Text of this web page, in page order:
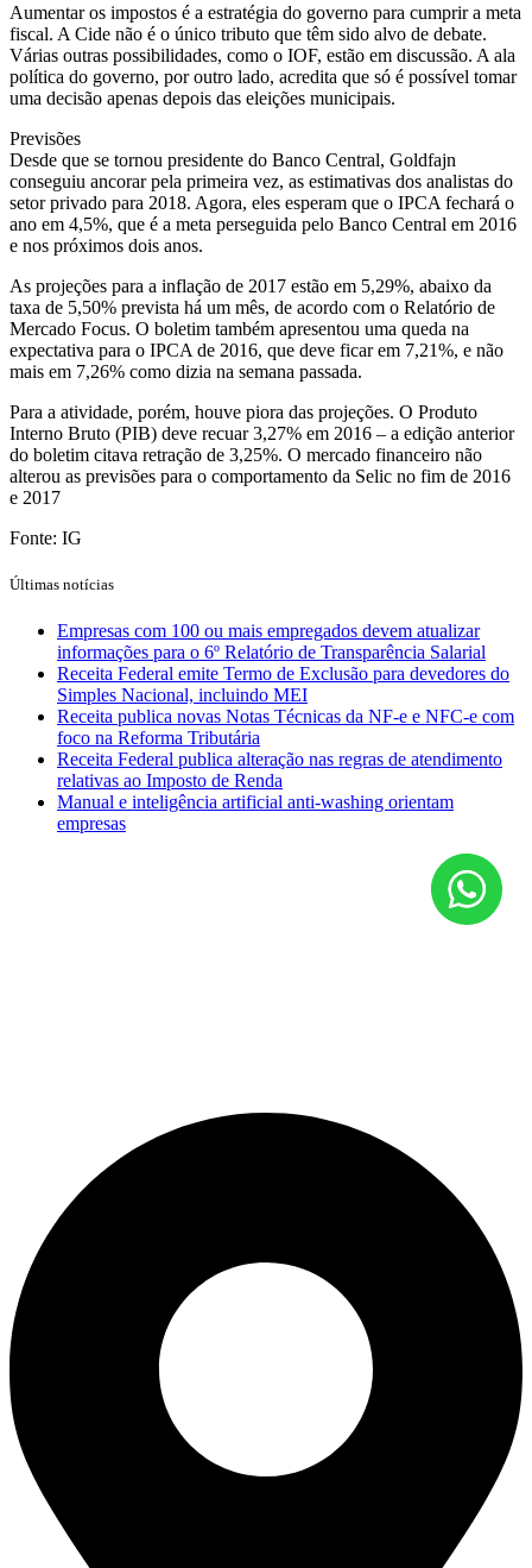
Aumentar os impostos é a estratégia do governo para cumprir a meta
fiscal. A Cide não é o único tributo que têm sido alvo de debate.
Várias outras possibilidades, como o IOF, estão em discussão. A ala
política do governo, por outro lado, acredita que só é possível tomar
uma decisão apenas depois das eleições municipais.
Previsões
Desde que se tornou presidente do Banco Central, Goldfajn
conseguiu ancorar pela primeira vez, as estimativas dos analistas do
setor privado para 2018. Agora, eles esperam que o IPCA fechará o
ano em 4,5%, que é a meta perseguida pelo Banco Central em 2016
e nos próximos dois anos.
As projeções para a inflação de 2017 estão em 5,29%, abaixo da
taxa de 5,50% prevista há um mês, de acordo com o Relatório de
Mercado Focus. O boletim também apresentou uma queda na
expectativa para o IPCA de 2016, que deve ficar em 7,21%, e não
mais em 7,26% como dizia na semana passada.
Para a atividade, porém, houve piora das projeções. O Produto
Interno Bruto (PIB) deve recuar 3,27% em 2016 – a edição anterior
do boletim citava retração de 3,25%. O mercado financeiro não
alterou as previsões para o comportamento da Selic no fim de 2016
e 2017
Fonte: IG
Últimas notícias
Empresas com 100 ou mais empregados devem atualizar
informações para o 6º Relatório de Transparência Salarial
Receita Federal emite Termo de Exclusão para devedores do
Simples Nacional, incluindo MEI
Receita publica novas Notas Técnicas da NF-e e NFC-e com
foco na Reforma Tributária
Receita Federal publica alteração nas regras de atendimento
relativas ao Imposto de Renda
Manual e inteligência artificial anti-washing orientam
empresas